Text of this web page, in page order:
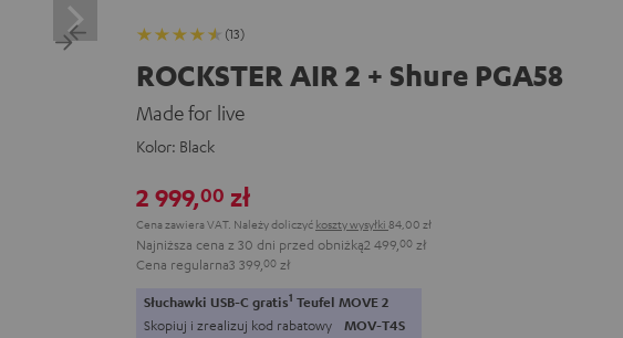
(13)
ROCKSTER AIR 2 + Shure PGA58
Made for live
Kolor: Black
2 999,00 zł
Cena zawiera VAT. Należy doliczyć koszty wysyłki 84,00 zł
Najniższa cena z 30 dni przed obniżką2 499, 00 zł
Cena regularna3 399, 00 zł
Słuchawki USB-C gratis1 Teufel MOVE 2
Skopiuj i zrealizuj kod rabatowy MOV-T4S